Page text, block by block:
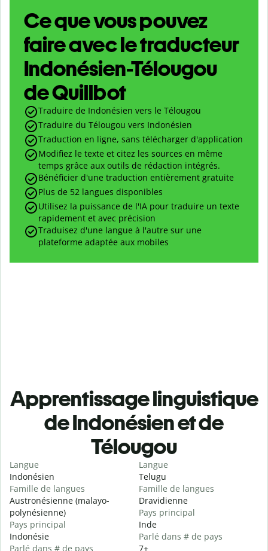
Ce que vous pouvez
faire avec le traducteur
Indonésien-Télougou
de Quillbot
Traduire de Indonésien vers le Télougou
Traduire du Télougou vers Indonésien
Traduction en ligne, sans télécharger d'application
Modifiez le texte et citez les sources en même
temps grâce aux outils de rédaction intégrés.
Bénéficier d'une traduction entièrement gratuite
Plus de 52 langues disponibles
Utilisez la puissance de l'IA pour traduire un texte
rapidement et avec précision
Traduisez d'une langue à l'autre sur une
plateforme adaptée aux mobiles
Apprentissage linguistique
de Indonésien et de
Télougou
Langue
Indonésien
Famille de langues
Austronésienne (malayo-
polynésienne)
Pays principal
Indonésie
Parlé dans # de pays
Langue
Telugu
Famille de langues
Dravidienne
Pays principal
Inde
Parlé dans # de pays
7+